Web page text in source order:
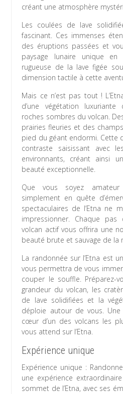
créant une atmosphère
Les coulées de lave
fascinant. Ces immenses
des éruptions passées et
paysage lunaire unique
rugueuse de la lave figée
dimension tactile à cette
Mais ce n’est pas tout !
d’une végétation
roches sombres du volcan.
prairies fleuries et des
pied du géant endormi. Cette
contraste saisissant avec
environnants, créant ainsi
beauté exceptionnelle.
Que vous soyez
simplement en quête
spectaculaires de l’Etna ne
impressionner. Chaque
volcan actif vous offrira une
beauté brute et sauvage de la
La randonnée sur l’Etna est
vous permettra de vous
couper le souffle. Préparez-
grandeur du volcan, les
de lave solidifiées et la
déploie autour de vous.
cœur d’un des volcans les
vous attend sur l’Etna.
Expérience unique
Expérience unique :
une expérience
sommet de l’Etna, avec ses